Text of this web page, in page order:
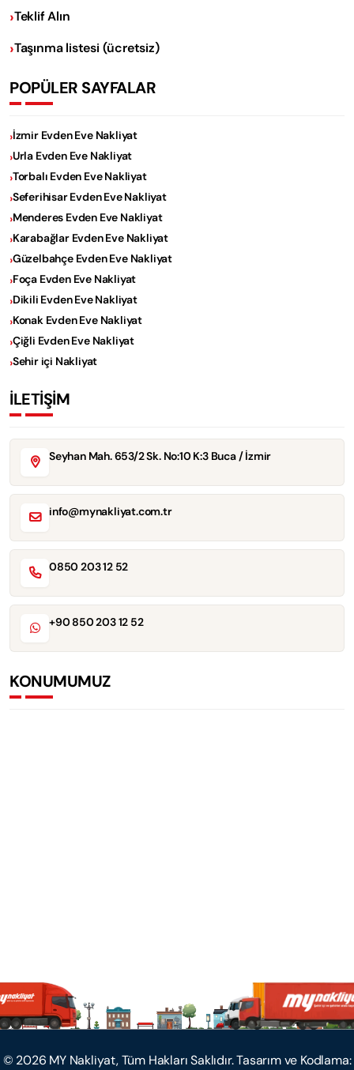
Teklif Alın
Taşınma listesi (ücretsiz)
POPÜLER SAYFALAR
İzmir Evden Eve Nakliyat
Urla Evden Eve Nakliyat
Torbalı Evden Eve Nakliyat
Seferihisar Evden Eve Nakliyat
Menderes Evden Eve Nakliyat
Karabağlar Evden Eve Nakliyat
Güzelbahçe Evden Eve Nakliyat
Foça Evden Eve Nakliyat
Dikili Evden Eve Nakliyat
Konak Evden Eve Nakliyat
Çiğli Evden Eve Nakliyat
Sehir içi Nakliyat
İLETİŞİM
Seyhan Mah. 653/2 Sk. No:10 K:3 Buca / İzmir
info@mynakliyat.com.tr
0850 203 12 52
+90 850 203 12 52
KONUMUMUZ
© 2026 MY Nakliyat, Tüm Hakları Saklıdır. Tasarım ve Kodlama: